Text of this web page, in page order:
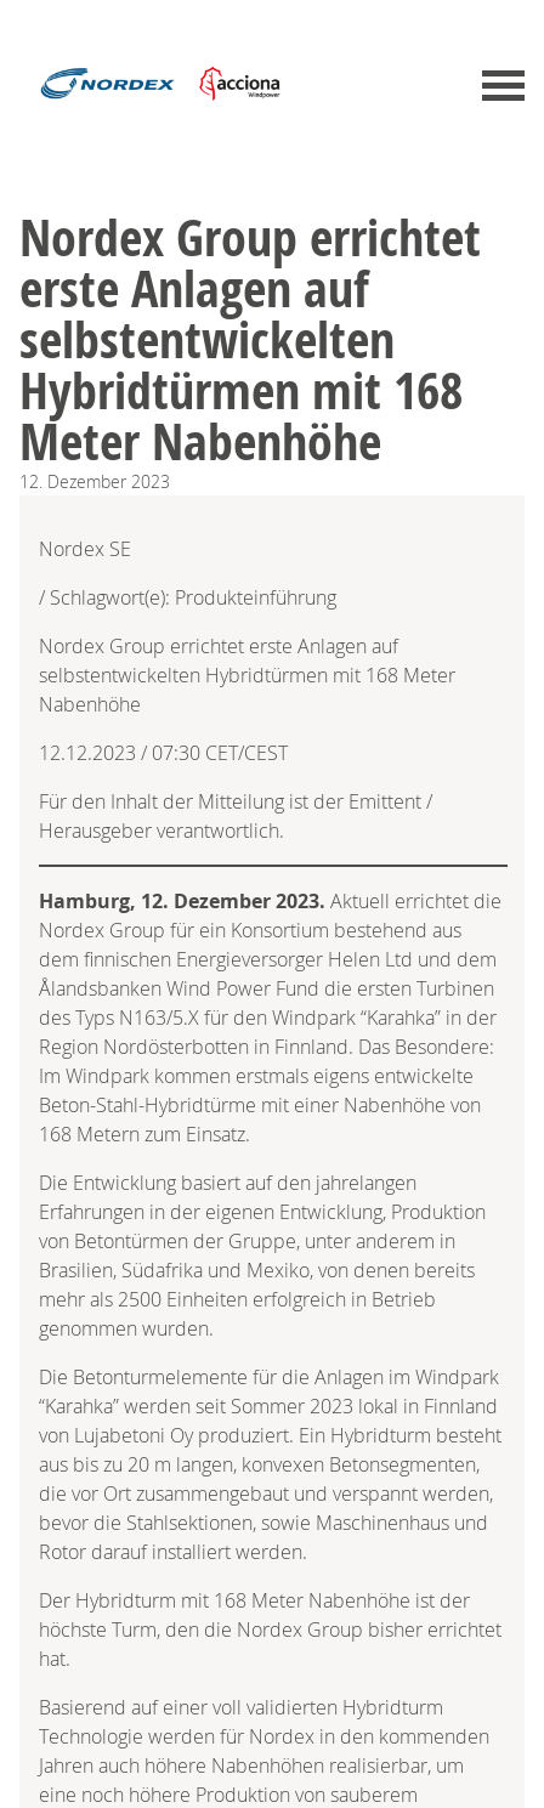
Nordex Group errichtet
erste Anlagen auf
selbstentwickelten
Hybridtürmen mit 168
Meter Nabenhöhe
12. Dezember 2023
Nordex SE
/ Schlagwort(e): Produkteinführung
Nordex Group errichtet erste Anlagen auf
selbstentwickelten Hybridtürmen mit 168 Meter
Nabenhöhe
12.12.2023 / 07:30 CET/CEST
Für den Inhalt der Mitteilung ist der Emittent /
Herausgeber verantwortlich.
Hamburg, 12. Dezember 2023. Aktuell errichtet die
Nordex Group für ein Konsortium bestehend aus
dem finnischen Energieversorger Helen Ltd und dem
Ålandsbanken Wind Power Fund die ersten Turbinen
des Typs N163/5.X für den Windpark “Karahka” in der
Region Nordösterbotten in Finnland. Das Besondere:
Im Windpark kommen erstmals eigens entwickelte
Beton-Stahl-Hybridtürme mit einer Nabenhöhe von
168 Metern zum Einsatz.
Die Entwicklung basiert auf den jahrelangen
Erfahrungen in der eigenen Entwicklung, Produktion
von Betontürmen der Gruppe, unter anderem in
Brasilien, Südafrika und Mexiko, von denen bereits
mehr als 2500 Einheiten erfolgreich in Betrieb
genommen wurden.
Die Betonturmelemente für die Anlagen im Windpark
“Karahka” werden seit Sommer 2023 lokal in Finnland
von Lujabetoni Oy produziert. Ein Hybridturm besteht
aus bis zu 20 m langen, konvexen Betonsegmenten,
die vor Ort zusammengebaut und verspannt werden,
bevor die Stahlsektionen, sowie Maschinenhaus und
Rotor darauf installiert werden.
Der Hybridturm mit 168 Meter Nabenhöhe ist der
höchste Turm, den die Nordex Group bisher errichtet
hat.
Basierend auf einer voll validierten Hybridturm
Technologie werden für Nordex in den kommenden
Jahren auch höhere Nabenhöhen realisierbar, um
eine noch höhere Produktion von sauberem